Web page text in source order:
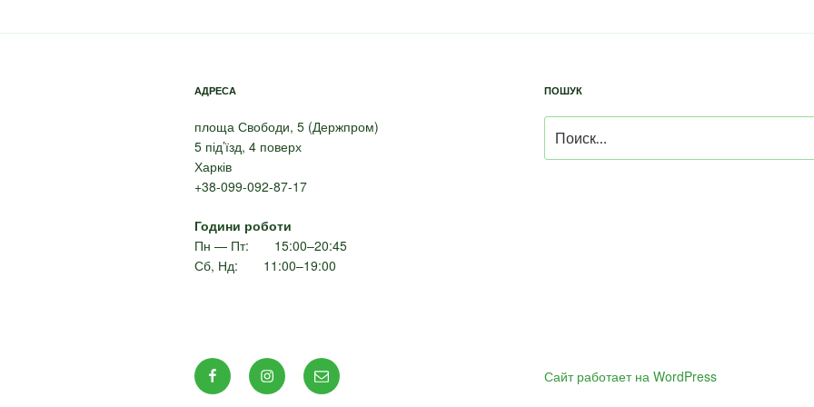
АДРЕСА
площа Свободи, 5 (Держпром)
5 під’їзд, 4 поверх
Харків
+38-099-092-87-17
Години роботи
Пн — Пт: 15:00–20:45
Сб, Нд: 11:00–19:00
ПОШУК
FacebookInstagramE-
mail
Сайт работает на WordPress